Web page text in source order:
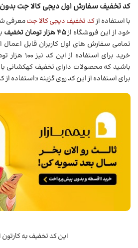
کد تخفیف سفارش اول دیجی کالا جت
با استفاده ازکد تخفیف دیجی کالا جتمعرفی
خود از این فروشگاه از45 هزار تومان تخفیف
تمامی سفارش های اول کاربران قابل
خرید برای
باشید که محصولات دارای تخفیف کهکشانی
برای استفاده از این کد روی گزینه «استفاده
این کد تخفیف به کارتون